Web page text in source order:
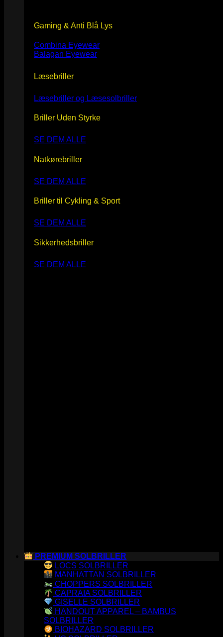
Gaming & Anti Blå Lys
Combina Eyewear
Balagan Eyewear
Læsebriller
Læsebriller og Læsesolbriller
Briller Uden Styrke
SE DEM ALLE
Natkørebriller
SE DEM ALLE
Briller til Cykling & Sport
SE DEM ALLE
Sikkerhedsbriller
SE DEM ALLE
PREMIUM SOLBRILLER
LOCS SOLBRILLER
MANHATTAN SOLBRILLER
CHOPPERS SOLBRILLER
CAPRAIA SOLBRILLER
GISELLE SOLBRILLER
HANDOUT APPAREL – BAMBUS
SOLBRILLER
BIOHAZARD SOLBRILLER